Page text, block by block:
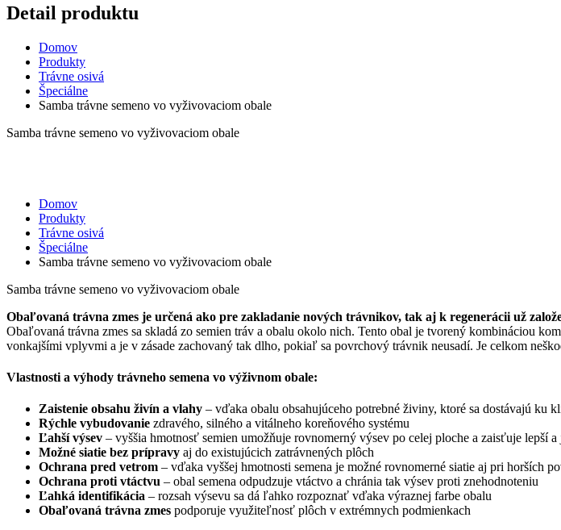
Detail produktu
Domov
Produkty
Trávne osivá
Špeciálne
Samba trávne semeno vo vyživovaciom obale
Samba trávne semeno vo vyživovaciom obale
Domov
Produkty
Trávne osivá
Špeciálne
Samba trávne semeno vo vyživovaciom obale
Samba trávne semeno vo vyživovaciom obale
Obaľovaná trávna zmes je určená ako pre zakladanie nových trávnikov, tak aj k regenerácii už
Obaľovaná trávna zmes sa skladá zo semien tráv a obalu okolo nich. Tento obal je tvorený kombináciou
vonkajšími vplyvmi a je v zásade zachovaný tak dlho, pokiaľ sa povrchový trávnik neusadí. Je celkom
Vlastnosti a výhody trávneho semena vo výživnom obale:
Zaistenie obsahu živín a vlahy – vďaka obalu obsahujúceho potrebné živiny, ktoré sa dostávajú ku
Rýchle vybudovanie zdravého, silného a vitálneho koreňového systému
Ľahší výsev – vyššia hmotnosť semien umožňuje rovnomerný výsev po celej ploche a zaisťuje lepší
Možné siatie bez prípravy aj do existujúcich zatrávnených plôch
Ochrana pred vetrom – vďaka vyššej hmotnosti semena je možné rovnomerné siatie aj pri horších
Ochrana proti vtáctvu – obal semena odpudzuje vtáctvo a chránia tak výsev proti znehodnoteniu
Ľahká identifikácia – rozsah výsevu sa dá ľahko rozpoznať vďaka výraznej farbe obalu
Obaľovaná trávna zmes podporuje využiteľnosť plôch v extrémnych podmienkach